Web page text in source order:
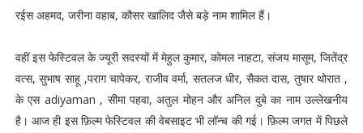
रईस अहमद, जरीना वहाब, कौसर खालिद जैसे बड़े नाम शामिल हैं।
वहीं इस फेस्टिवल के ज्यूरी सदस्यों में मेहुल कुमार, कोमल नाहटा, संजय मासूम, जितेंद्र
वत्स, सुभाष साहू ,पराग चापेकर, राजीव वर्मा, सतलज धीर, सैकत दास, तुषार थोरात ,
के एस adiyaman , सीमा पहवा, अतुल मोहन और अनिल दुबे का नाम उल्लेखनीय
है। आज ही इस फ़िल्म फेस्टिवल की वेबसाइट भी लॉन्च की गई। फ़िल्म जगत में पिछले